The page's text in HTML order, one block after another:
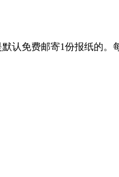
免费邮寄1份报纸的。